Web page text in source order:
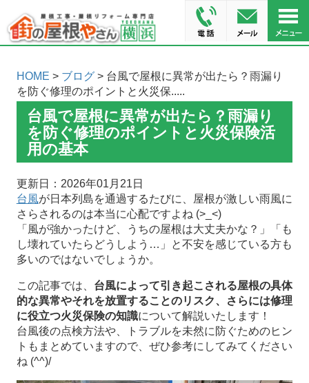
HOME > ブログ> 台風で屋根に異常が出たら？雨漏り
を防ぐ修理のポイントと火災保.....
台風で屋根に異常が出たら？雨漏り
を防ぐ修理のポイントと火災保険活
用の基本
更新日：2026年01月21日
台風が日本列島を通過するたびに、屋根が激しい雨風に
さらされるのは本当に心配ですよね (>_<)
「風が強かったけど、うちの屋根は大丈夫かな？」「も
し壊れていたらどうしよう…」と不安を感じている方も
多いのではないでしょうか。
この記事では、 台風によって引き起こされる屋根の具体
的な異常やそれを放置することのリスク、さらには修理
に役立つ火災保険の知識について解説いたします！
台風後の点検方法や、トラブルを未然に防ぐためのヒン
トもまとめていますので、ぜひ参考にしてみてください
ね (^^)/